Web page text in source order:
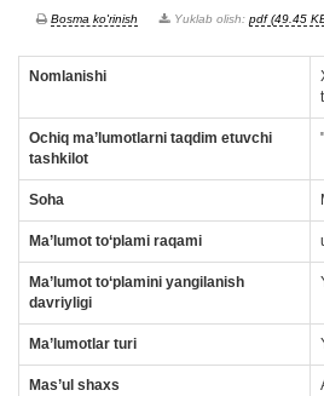
Bosma ko'rinish Yuklab olish: pdf (49.45
Nomlanishi
Ochiq ma’lumotlarni taqdim etuvchi
tashkilot
Soha
Ma’lumot to‘plami raqami
Ma’lumot to‘plamini yangilanish
davriyligi
Ma’lumotlar turi
Mas’ul shaxs